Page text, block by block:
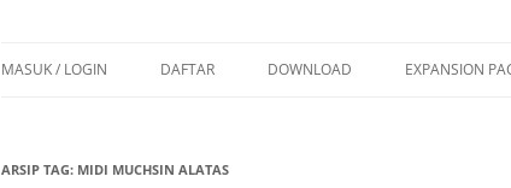
MASUK / LOGIN DAFTAR DOWNLOAD EXPANSION
ARSIP TAG: MIDI MUCHSIN ALATAS